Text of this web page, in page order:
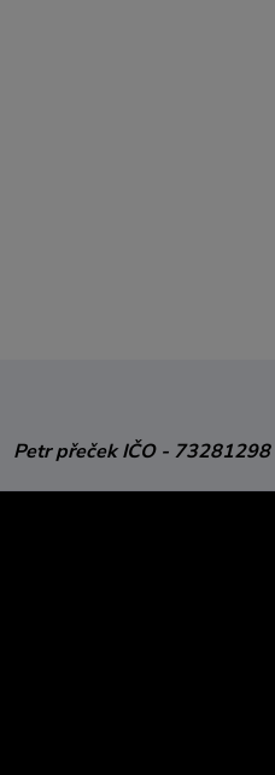
Petr přečekIČO - 73281298